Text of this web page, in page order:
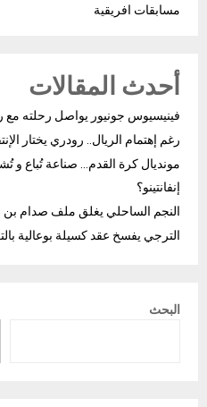
مسابقات افريقية
أحدث المقالات
فينيسيوس جونيور يواصل رحلته مع
رغم إهتمام الريال.. رودري يختار
مونديال كرة القدم… صناعة تُباع و
إنفانتينو؟
النجم الساحلي يغلق ملف صدام بن
الترجي يفسخ عقد كسيلة بوعالية
البحث